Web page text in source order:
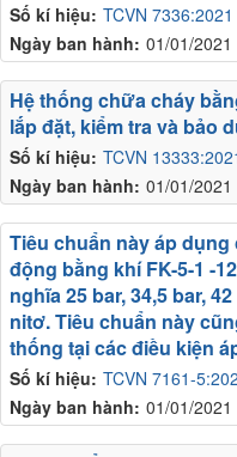
Số kí hiệu: TCVN
Ngày ban hành: 01/01/2021
Số kí hiệu: TCVN
Ngày ban hành: 01/01/2021
Hệ thống chữa cháy
lắp đặt, kiểm tra và bảo
Số kí hiệu: TCVN 7161-
Ngày ban hành: 01/01/2021
Tiêu chuẩn này áp
động bằng khí FK-5-1 -
nghĩa 25 bar, 34,5 bar,
nitơ. Tiêu chuẩn này
thống tại các điều kiện